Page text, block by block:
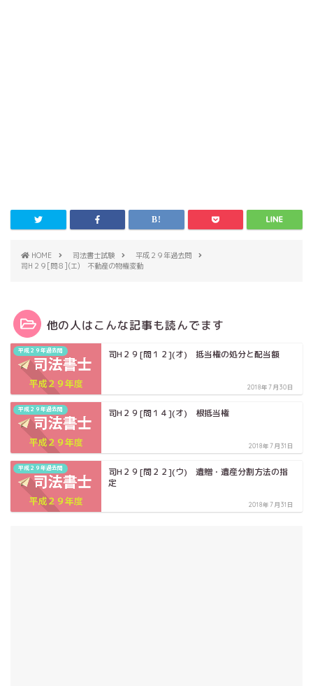
HOME 司法書士試験
平成２９年過去問
司H２９[問８](エ) 不動産の物権変動
他の人はこんな記事も読んでます
平成２９年過去問 司H２９[問１２](オ) 抵当権の処分と配当額
2018年7月30日
平成２９年過去問 司H２９[問１４](オ) 根抵当権
2018年7月31日
平成２９年過去問
司H２９[問２２](ウ) 遺贈・遺産分割方法の指
定
2018年7月31日